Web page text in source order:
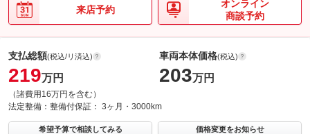
来店予約
オンライン
商談予約
支払総額(税込/リ済込)
219万円
（諸費用16万円を含む）
車両本体価格(税込)
203万円
法定整備： 整備付保証： 3ヶ月・3000km
希望予算で相談してみる 価格変更をお知らせ